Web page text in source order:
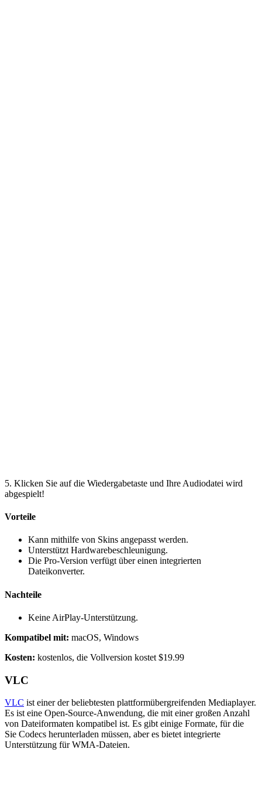
5. Klicken Sie auf die Wiedergabetaste und Ihre Audiodatei wird
abgespielt!
Vorteile
Kann mithilfe von Skins angepasst werden.
Unterstützt Hardwarebeschleunigung.
Die Pro-Version verfügt über einen integrierten
Dateikonverter.
Nachteile
Keine AirPlay-Unterstützung.
Kompatibel mit: macOS, Windows
Kosten: kostenlos, die Vollversion kostet $19.99
VLC
VLC ist einer der beliebtesten plattformübergreifenden Mediaplayer.
Es ist eine Open-Source-Anwendung, die mit einer großen Anzahl
von Dateiformaten kompatibel ist. Es gibt einige Formate, für die
Sie Codecs herunterladen müssen, aber es bietet integrierte
Unterstützung für WMA-Dateien.